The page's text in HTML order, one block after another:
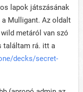
lapok játszásának
a Mulligant. Az oldalt
metáról van szó
találtam rá. itt a
decks/secret-